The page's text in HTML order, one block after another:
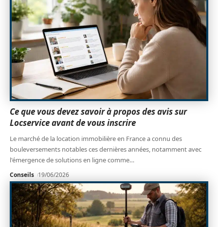
Ce que vous devez savoir à propos des avis sur
Locservice avant de vous inscrire
Le marché de la location immobilière en France a connu des
bouleversements notables ces dernières années, notamment avec
l'émergence de solutions en ligne comme…
Conseils 19/06/2026